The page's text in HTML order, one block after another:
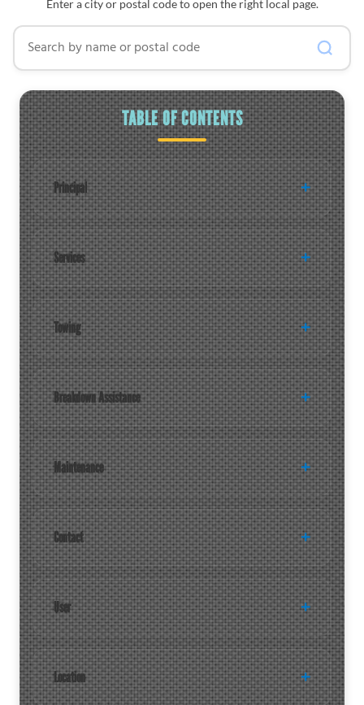
Enter a city or postal code to open the right local page.
Search by name or postal code
TABLE OF CONTENTS
Principal
Services
Towing
Breakdown Assistance
Maintenance
Contact
User
Location